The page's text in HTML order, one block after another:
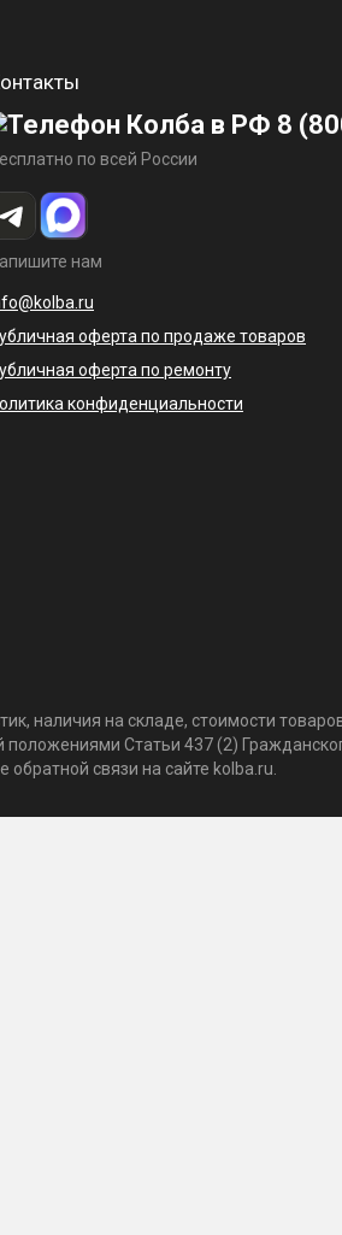
8
по всей России
нам
оферта по продаже товаров
оферта по ремонту
конфиденциальности
наличия на складе, стоимости
Статьи 437 (2)
связи на сайте kolba.ru.